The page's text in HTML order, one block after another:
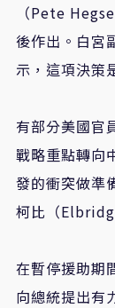
（Pete
後作出。白宮
示，這項決策
有部分美國官
戰略重點轉向
發的衝突做準
柯比（
在暫停援助期
向總統提出有